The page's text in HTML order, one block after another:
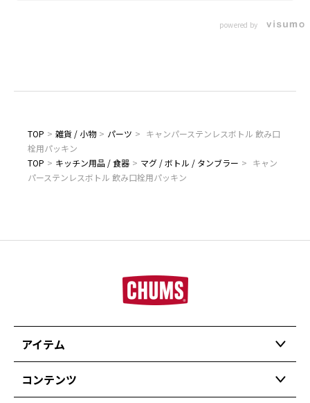
powered by
TOP > 雑貨 / 小物 > パーツ > キャンパーステンレスボトル 飲み口
栓用パッキン
TOP > キッチン用品 / 食器 > マグ / ボトル / タンブラー > キャン
パーステンレスボトル 飲み口栓用パッキン
アイテム
コンテンツ